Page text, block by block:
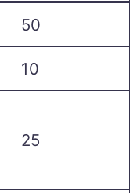
50
10
25